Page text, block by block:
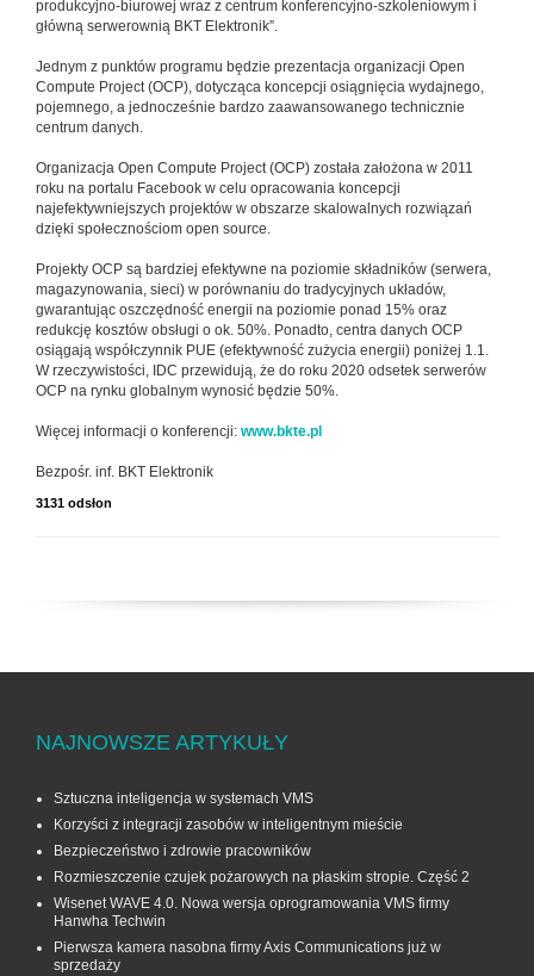
produkcyjno-biurowej wraz z centrum konferencyjno-szkoleniowym i
główną serwerownią BKT Elektronik”.
Jednym z punktów programu będzie prezentacja organizacji Open
Compute Project (OCP), dotycząca koncepcji osiągnięcia wydajnego,
pojemnego, a jednocześnie bardzo zaawansowanego technicznie
centrum danych.
Organizacja Open Compute Project (OCP) została założona w 2011
roku na portalu Facebook w celu opracowania koncepcji
najefektywniejszych projektów w obszarze skalowalnych rozwiązań
dzięki społecznościom open source.
Projekty OCP są bardziej efektywne na poziomie składników (serwera,
magazynowania, sieci) w porównaniu do tradycyjnych układów,
gwarantując oszczędność energii na poziomie ponad 15% oraz
redukcję kosztów obsługi o ok. 50%. Ponadto, centra danych OCP
osiągają współczynnik PUE (efektywność zużycia energii) poniżej 1.1.
W rzeczywistości, IDC przewidują, że do roku 2020 odsetek serwerów
OCP na rynku globalnym wynosić będzie 50%.
Więcej informacji o konferencji: www.bkte.pl
Bezpośr. inf. BKT Elektronik
3131 odsłon
NAJNOWSZE ARTYKUŁY
Sztuczna inteligencja w systemach VMS
Korzyści z integracji zasobów w inteligentnym mieście
Bezpieczeństwo i zdrowie pracowników
Rozmieszczenie czujek pożarowych na płaskim stropie. Część 2
Wisenet WAVE 4.0. Nowa wersja oprogramowania VMS firmy
Hanwha Techwin
Pierwsza kamera nasobna firmy Axis Communications już w
sprzedaży